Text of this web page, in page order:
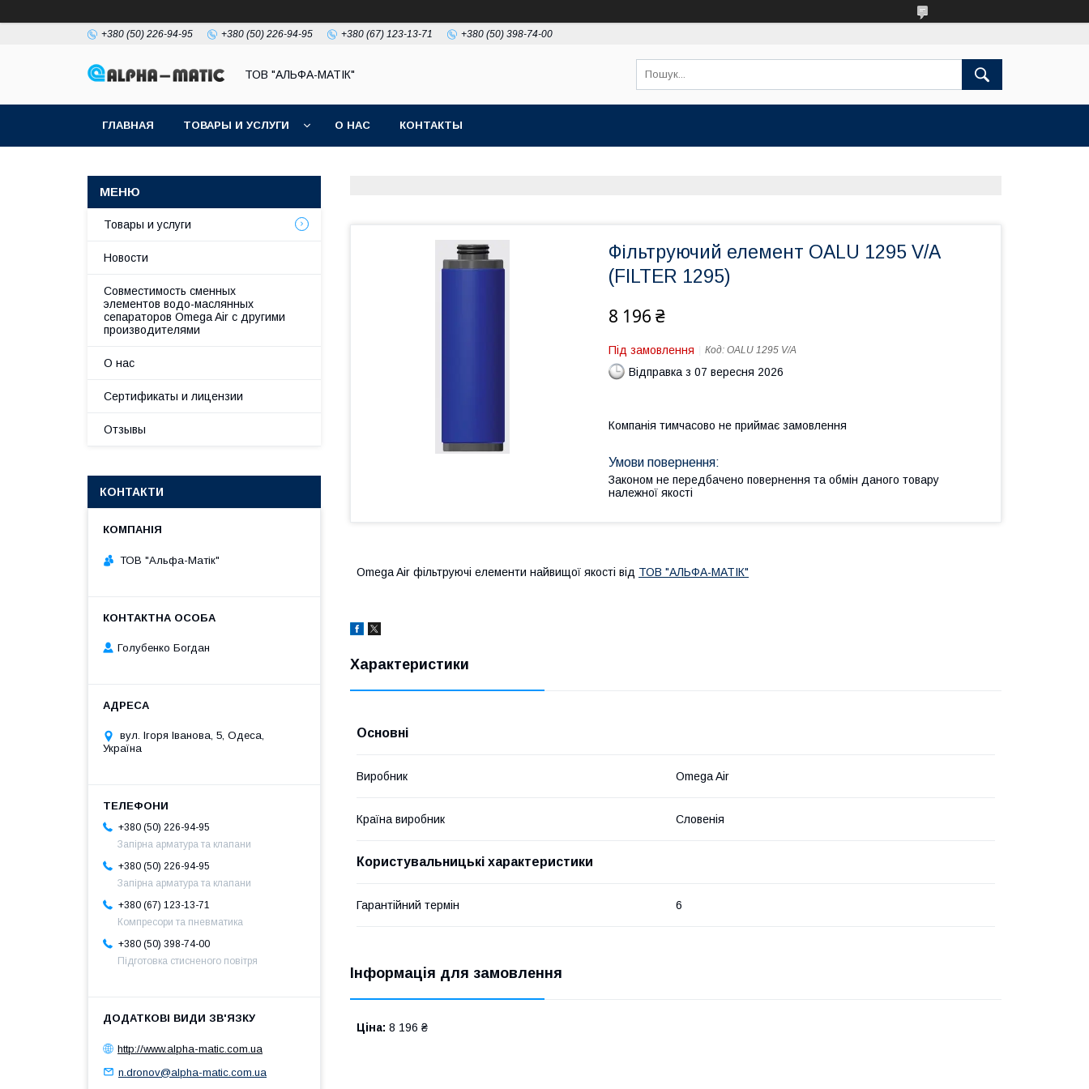
+380 (50) 226-94-95 +380 (50) 226-94-95 +380 (67) 123-13-71 +380 (50) 398-74-00
ТОВ "АЛЬФА-МАТІК"
ГЛАВНАЯ ТОВАРЫ И УСЛУГИ О НАС КОНТАКТЫ
Фільтруючий елемент OALU 1295 V/A
(FILTER 1295)
8 196 ₴
Під замовлення Код: OALU 1295 V/A
Відправка з 07 вересня 2026
Компанія тимчасово не приймає замовлення
Законом не передбачено повернення та обмін даного товару
належної якості
Omega Air фільтруючі елементи найвищої якості від ТОВ "АЛЬФА-МАТІК"
Характеристики
Основні
Виробник Omega Air
Країна виробник Словенія
Користувальницькі характеристики
Гарантійний термін 6
Інформація для замовлення
Ціна: 8 196 ₴
Товары и услуги
Новости
Совместимость сменных
элементов водо-маслянных
сепараторов Omega Air с другими
производителями
О нас
Сертификаты и лицензии
Отзывы
КОНТАКТИ
ТОВ "Альфа-Матік"
Голубенко Богдан
вул. Ігоря Іванова, 5, Одеса,
Україна
+380 (50) 226-94-95
Запірна арматура та клапани
+380 (50) 226-94-95
Запірна арматура та клапани
+380 (67) 123-13-71
Компресори та пневматика
+380 (50) 398-74-00
Підготовка стисненого повітря
http://www.alpha-matic.com.ua
n.dronov@alpha-matic.com.ua